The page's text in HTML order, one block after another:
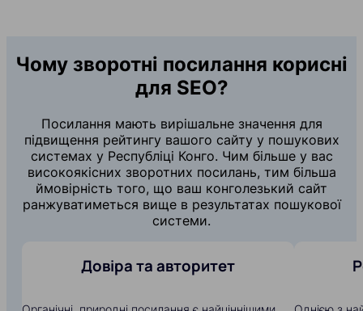
Чому зворотні посилання корисні
для SEO?
Посилання мають вирішальне значення для
підвищення рейтингу вашого сайту у пошукових
системах у Республіці Конго. Чим більше у вас
високоякісних зворотних посилань, тим більша
ймовірність того, що ваш конголезький сайт
ранжуватиметься вище в результатах пошукової
системи.
Довіра та авторитет